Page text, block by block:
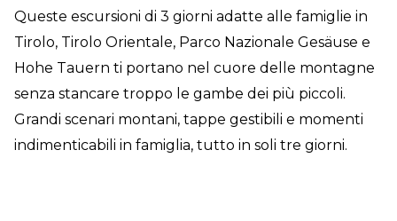
Queste escursioni di 3 giorni adatte alle famiglie in
Tirolo, Tirolo Orientale, Parco Nazionale Gesäuse e
Hohe Tauern ti portano nel cuore delle montagne
senza stancare troppo le gambe dei più piccoli.
Grandi scenari montani, tappe gestibili e momenti
indimenticabili in famiglia, tutto in soli tre giorni.